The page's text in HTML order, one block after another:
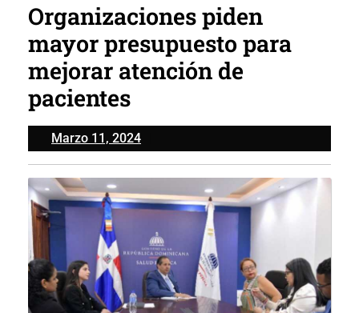
Organizaciones piden
mayor presupuesto para
mejorar atención de
pacientes
Marzo 11, 2024Marzo
11,
2024